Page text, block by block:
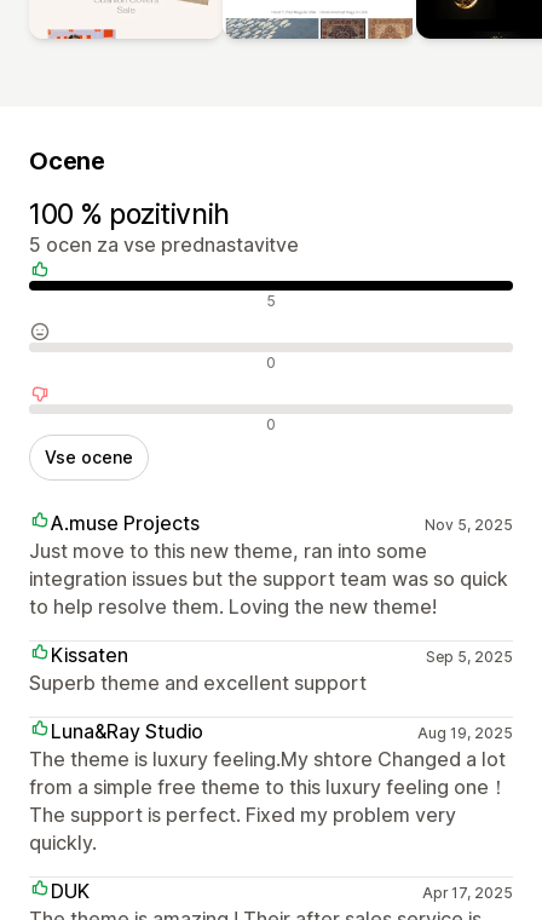
Ocene
100 % pozitivnih
5 ocen za vse prednastavitve
Pozitivne ocene 5
Nevtralne ocene 0
Negativne ocene 0
Vse ocene
A.muse Projects Nov 5, 2025
Just move to this new theme, ran into some
integration issues but the support team was so quick
to help resolve them. Loving the new theme!
Kissaten
Sep 5, 2025
Superb theme and excellent support
Luna&Ray Studio
Aug 19, 2025
The theme is luxury feeling.My shtore Changed a lot
from a simple free theme to this luxury feeling one！
The support is perfect. Fixed my problem very
quickly.
DUK
Apr 17, 2025